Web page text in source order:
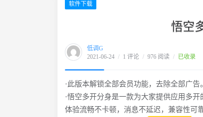
软件下载
悟空
低调G
2021-06-24 / 1 评论 / 976 阅读 / 已收录
·此版本解锁全部会员功能，去除全部广告。
·悟空多开分身是一款为大家提供应用多
体验流畅不卡顿，消息不延迟，兼容性可